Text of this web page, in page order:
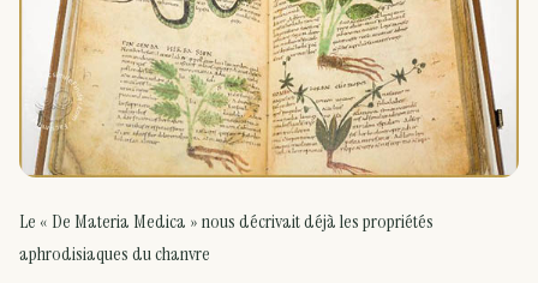
Le « De Materia Medica » nous décrivait déjà les propriétés
aphrodisiaques du chanvre